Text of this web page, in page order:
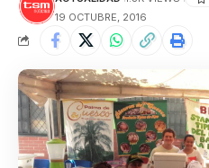
19 OCTUBRE, 2016